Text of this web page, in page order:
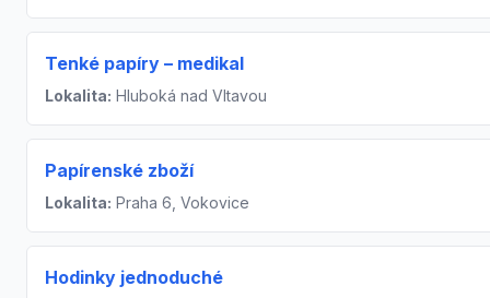
Tenké papíry – medikal
Lokalita: Hluboká nad Vltavou
Papírenské zboží
Lokalita: Praha 6, Vokovice
Hodinky jednoduché